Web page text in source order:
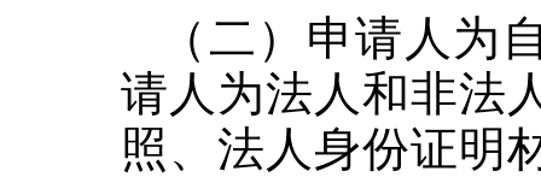
（二）申请人为
请人为法人和非法
照、法人身份证明